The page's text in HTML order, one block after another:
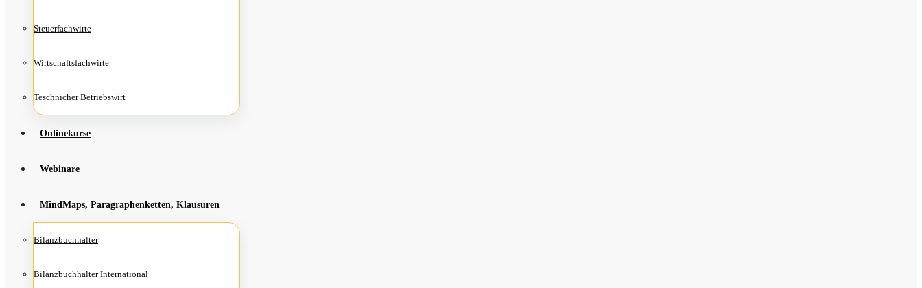
Steu­er­fach­wir­te
Wirt­schafts­fach­wir­te
Teschni­cher Betriebswirt
Online­kur­se
Web­i­na­re
Mind­Maps, Para­gra­phen­ket­ten, Klausuren
Bilanz­buch­hal­ter
Bilanz­buch­hal­ter International